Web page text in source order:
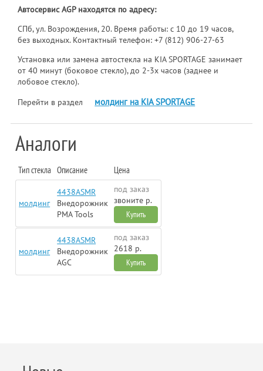
Автосервис AGP находятся по адресу:
СПб, ул. Возрождения, 20. Время работы: с 10 до 19 часов,
без выходных. Контактный телефон:+7 (812) 906-27-63
Установка или замена автостекла на KIA SPORTAGE занимает
от 40 минут (боковое стекло), до 2-3х часов (заднее и
лобовое стекло).
Перейти в раздел
молдинг на KIA SPORTAGE
Аналоги
Тип стекла Описание Цена
молдинг
4438ASMR
Внедорожник
PMA Tools
под заказ
звоните р.
Купить
молдинг
4438ASMR
Внедорожник
AGC
под заказ
2618 р.
Купить